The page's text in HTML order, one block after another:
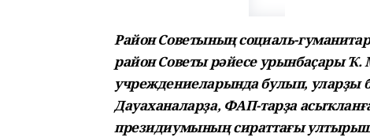
Район Советының социаль-
район Советы рәйесе урынбаҫары
учреждениеларында булып, уларҙы
Дауаханаларҙа, ФАП-тарҙа
президиумының сираттағы